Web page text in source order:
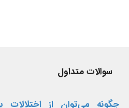
سوالات متداول
چگونه می‌توان از اختلالات